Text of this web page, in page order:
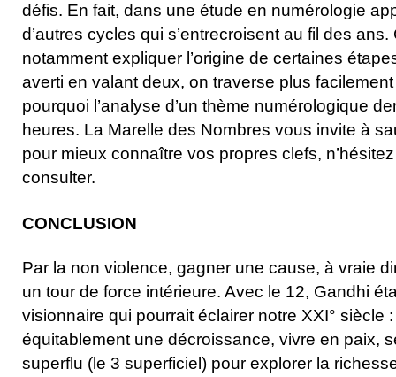
défis. En fait, dans une étude en numérologie
d’autres cycles qui s’entrecroisent au fil des ans.
notamment expliquer l’origine de certaines
averti en valant deux, on traverse plus
pourquoi l’analyse d’un thème numérologique
heures. La Marelle des Nombres vous invite à
pour mieux connaître vos propres clefs,
consulter.
CONCLUSION
Par la non violence, gagner une cause, à vraie
un tour de force intérieure. Avec le 12, Gandhi
visionnaire qui pourrait éclairer notre XXI° siècle
équitablement une décroissance, vivre en paix,
superflu (le 3 superficiel) pour explorer la